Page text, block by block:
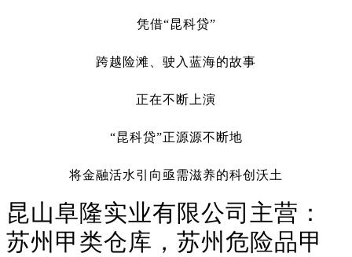
凭借“昆科贷”
跨越险滩、驶入蓝海的故事
正在不断上演
“昆科贷”正源源不断地
将金融活水引向亟需滋养的科创沃土
昆山阜隆实业有限公司主营：
苏州甲类仓库，苏州危险品甲